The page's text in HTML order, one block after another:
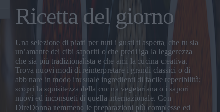
Ricetta del giorno
Una selezione di piatti per tutti i gusti ti aspetta, che tu sia
un’amante dei cibi saporiti o che prediliga la leggerezza,
che sia più tradizionalista e che ami la cucina creativa.
Trova nuovi modi di reinterpretare i grandi classici o di
abbinare in modo inusuale ingredienti di facile reperibilità;
scopri la squisitezza della cucina vegetariana o i sapori
nuovi ed inconsueti di quella internazionale. Con
DireDonna nemmeno le preparazioni più complesse ed